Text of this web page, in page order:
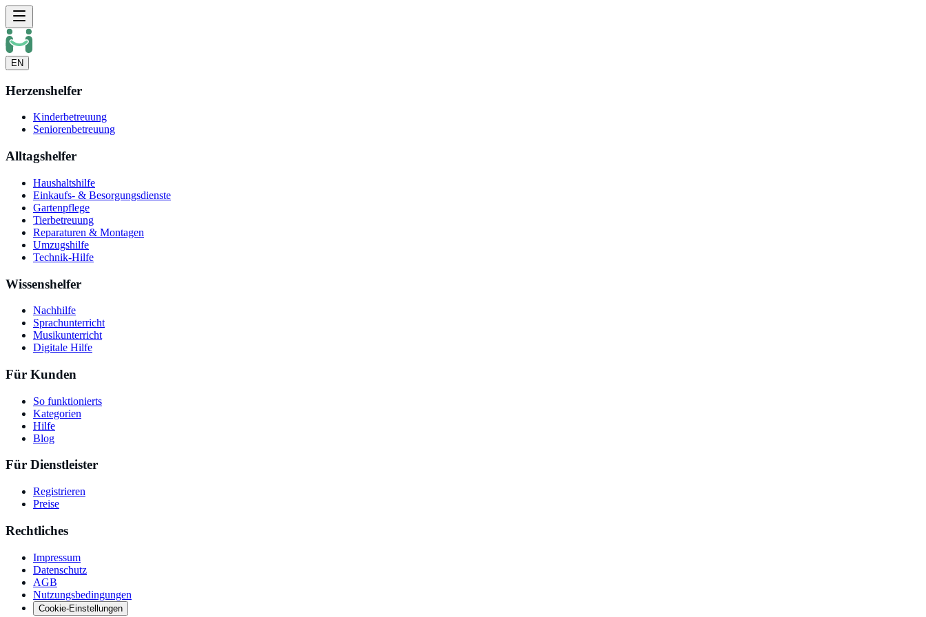
EN
Herzenshelfer
Kinderbetreuung
Seniorenbetreuung
Alltagshelfer
Haushaltshilfe
Einkaufs- & Besorgungsdienste
Gartenpflege
Tierbetreuung
Reparaturen & Montagen
Umzugshilfe
Technik-Hilfe
Wissenshelfer
Nachhilfe
Sprachunterricht
Musikunterricht
Digitale Hilfe
Für Kunden
So funktionierts
Kategorien
Hilfe
Blog
Für Dienstleister
Registrieren
Preise
Rechtliches
Impressum
Datenschutz
AGB
Nutzungsbedingungen
Cookie-Einstellungen